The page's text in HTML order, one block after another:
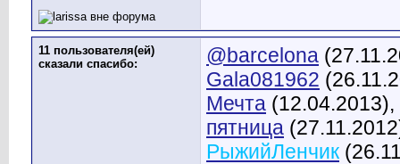
11 пользователя(ей)
сказали cпасибо:
@barcelona
Gala081962
Мечта (12.04.2013),
пятница
РыжийЛенчик